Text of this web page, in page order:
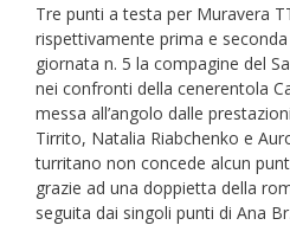
Tre punti a testa per Muravera
rispettivamente prima e
giornata n. 5 la compagine del
nei confronti della cenerentola
messa all’angolo dalle
Tirrito, Natalia Riabchenko e
turritano non concede alcun
grazie ad una doppietta della
seguita dai singoli punti di Ana